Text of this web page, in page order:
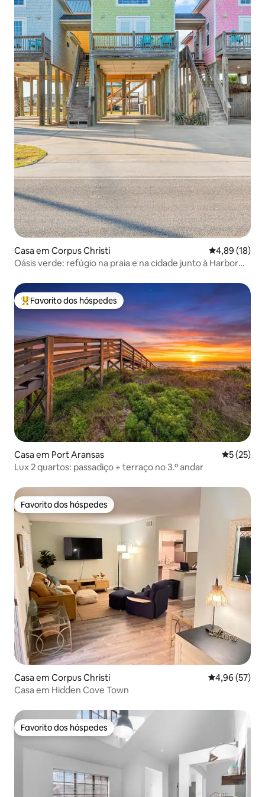
Casa em Corpus Christi Classificação
4,89 (18)
Oásis verde: refúgio na praia e na cidade junto à Harbor
Favoritos dos hóspedes mais apreciados
Favorito dos hóspedes
Casa em Port Aransas
5 (25)
Lux 2 quartos: passadiço + terraço no 3.º andar
Favorito dos hóspedes
Favorito dos hóspedes
Casa em Corpus Christi Classificação
4,96 (57)
Casa em Hidden Cove Town
Favorito dos hóspedes
Favorito dos hóspedes